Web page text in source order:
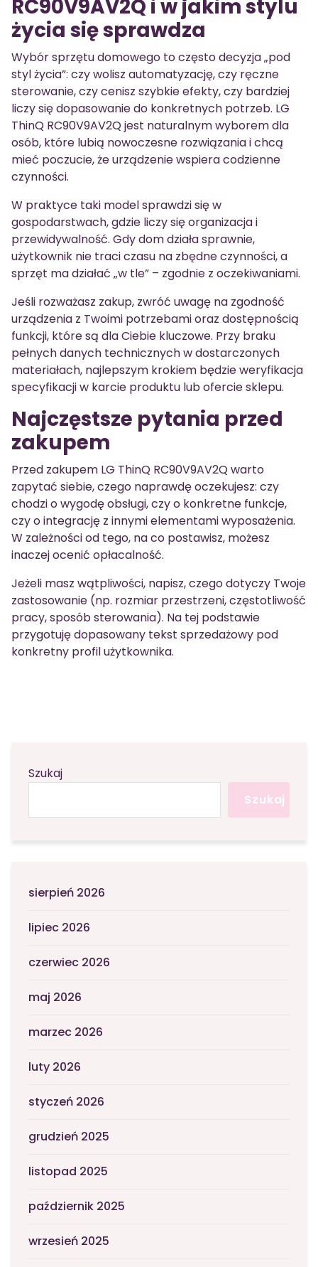
RC90V9AV2Q i w jakim stylu
życia się sprawdza
Wybór sprzętu domowego to często decyzja „pod
styl życia”: czy wolisz automatyzację, czy ręczne
sterowanie, czy cenisz szybkie efekty, czy bardziej
liczy się dopasowanie do konkretnych potrzeb. LG
ThinQ RC90V9AV2Q jest naturalnym wyborem dla
osób, które lubią nowoczesne rozwiązania i chcą
mieć poczucie, że urządzenie wspiera codzienne
czynności.
W praktyce taki model sprawdzi się w
gospodarstwach, gdzie liczy się organizacja i
przewidywalność. Gdy dom działa sprawnie,
użytkownik nie traci czasu na zbędne czynności, a
sprzęt ma działać „w tle” – zgodnie z oczekiwaniami.
Jeśli rozważasz zakup, zwróć uwagę na zgodność
urządzenia z Twoimi potrzebami oraz dostępnością
funkcji, które są dla Ciebie kluczowe. Przy braku
pełnych danych technicznych w dostarczonych
materiałach, najlepszym krokiem będzie weryfikacja
specyfikacji w karcie produktu lub ofercie sklepu.
Najczęstsze pytania przed
zakupem
Przed zakupem LG ThinQ RC90V9AV2Q warto
zapytać siebie, czego naprawdę oczekujesz: czy
chodzi o wygodę obsługi, czy o konkretne funkcje,
czy o integrację z innymi elementami wyposażenia.
W zależności od tego, na co postawisz, możesz
inaczej ocenić opłacalność.
Jeżeli masz wątpliwości, napisz, czego dotyczy Twoje
zastosowanie (np. rozmiar przestrzeni, częstotliwość
pracy, sposób sterowania). Na tej podstawie
przygotuję dopasowany tekst sprzedażowy pod
konkretny profil użytkownika.
Szukaj
Szukaj
sierpień 2026
lipiec 2026
czerwiec 2026
maj 2026
marzec 2026
luty 2026
styczeń 2026
grudzień 2025
listopad 2025
październik 2025
wrzesień 2025